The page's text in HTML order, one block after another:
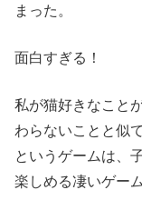
まった。
面白すぎる！
私が猫好きなこと
わらないことと似
というゲームは、
楽しめる凄いゲー